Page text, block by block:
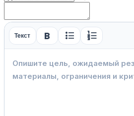
Текст format_bold format_list_bulleted format_list_numbered